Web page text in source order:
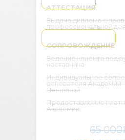
АТТЕСТАЦИЯ
Выдача диплома с
профессиональной
СОПРОВОЖДЕНИЕ
Ведение клиента под
наставника
Индивидуальное
основателя Академии
Павловой
Предоставление
Академии
65